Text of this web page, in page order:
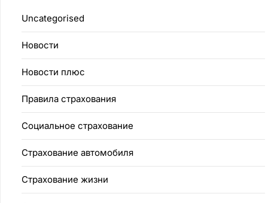
Uncategorised
Новости
Новости плюс
Правила страхования
Социальное страхование
Страхование автомобиля
Страхование жизни